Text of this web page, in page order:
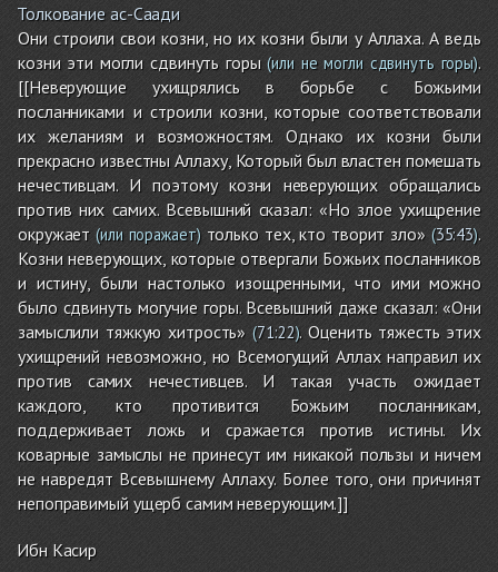
Толкование ас-Саади
Они строили свои козни, но их козни были у Аллаха. А ведь
козни эти могли сдвинуть горы(или не могли сдвинуть горы).
[[Неверующие ухищрялись в борьбе с Божьими
посланниками и строили козни, которые соответствовали
их желаниям и возможностям. Однако их козни были
прекрасно известны Аллаху, Который был властен помешать
нечестивцам. И поэтому козни неверующих обращались
против них самих. Всевышний сказал: «Но злое ухищрение
окружает (или поражает)только тех, кто творит зло»(35:43).
Козни неверующих, которые отвергали Божьих посланников
и истину, были настолько изощренными, что ими можно
было сдвинуть могучие горы. Всевышний даже сказал: «Они
замыслили тяжкую хитрость» (71:22). Оценить тяжесть этих
ухищрений невозможно, но Всемогущий Аллах направил их
против самих нечестивцев. И такая участь ожидает
каждого, кто противится Божьим посланникам,
поддерживает ложь и сражается против истины. Их
коварные замыслы не принесут им никакой пользы и ничем
не навредят Всевышнему Аллаху. Более того, они причинят
непоправимый ущерб самим неверующим.]]
Ибн Касир